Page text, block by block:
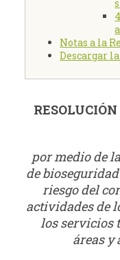
Notas a la
Descargar
por medio de
de
riesgo del
actividades de
los servicios
áreas y